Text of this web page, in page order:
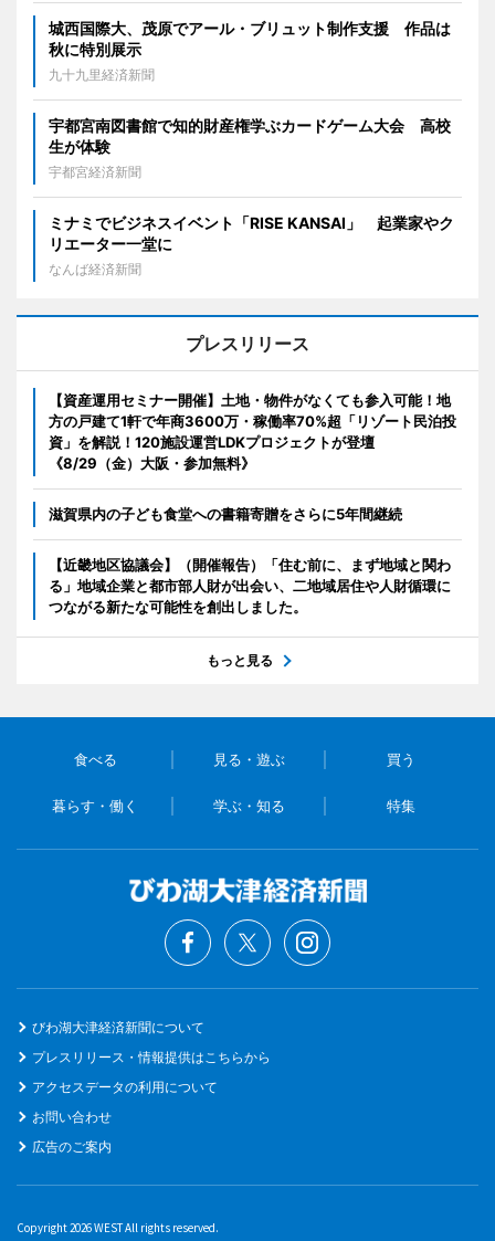
城西国際大、茂原でアール・ブリュット制作支援 作品は
秋に特別展示
九十九里経済新聞
宇都宮南図書館で知的財産権学ぶカードゲーム大会 高校
生が体験
宇都宮経済新聞
ミナミでビジネスイベント「RISE KANSAI」 起業家やク
リエーター一堂に
なんば経済新聞
プレスリリース
【資産運用セミナー開催】土地・物件がなくても参入可能！地
方の戸建て1軒で年商3600万・稼働率70%超「リゾート民泊投
資」を解説！120施設運営LDKプロジェクトが登壇
《8/29（金）大阪・参加無料》
滋賀県内の子ども食堂への書籍寄贈をさらに5年間継続
【近畿地区協議会】（開催報告）「住む前に、まず地域と関わ
る」地域企業と都市部人財が出会い、二地域居住や人財循環に
つながる新たな可能性を創出しました。
もっと見る
食べる 見る・遊ぶ 買う
暮らす・働く 学ぶ・知る 特集
びわ湖大津経済新聞について
プレスリリース・情報提供はこちらから
アクセスデータの利用について
お問い合わせ
広告のご案内
Copyright 2026 WEST All rights reserved.